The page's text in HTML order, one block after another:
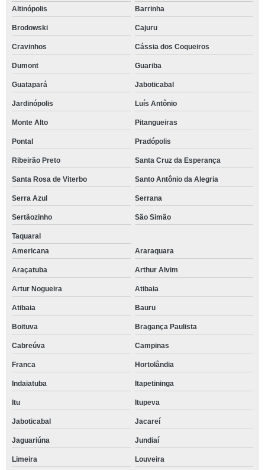
Altinópolis Barrinha
Brodowski Cajuru
Cravinhos Cássia dos Coqueiros
Dumont Guariba
Guatapará Jaboticabal
Jardinópolis Luís Antônio
Monte Alto Pitangueiras
Pontal Pradópolis
Ribeirão Preto Santa Cruz da Esperança
Santa Rosa de Viterbo Santo Antônio da Alegria
Serra Azul Serrana
Sertãozinho São Simão
Taquaral
Americana
Araraquara
Araçatuba Arthur Alvim
Artur Nogueira Atibaia
Atibaia Bauru
Boituva Bragança Paulista
Cabreúva Campinas
Franca Hortolândia
Indaiatuba Itapetininga
Itu Itupeva
Jaboticabal Jacareí
Jaguariúna Jundiaí
Limeira Louveira